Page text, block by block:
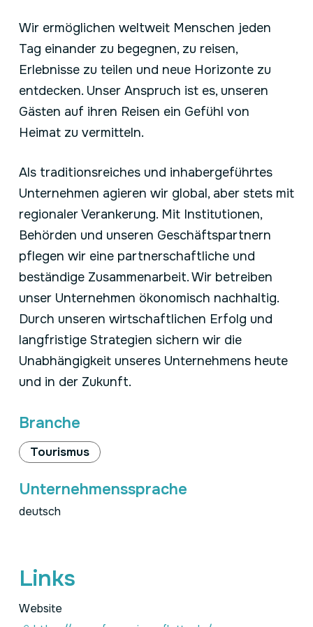
Wir ermöglichen weltweit Menschen jeden
Tag einander zu begegnen, zu reisen,
Erlebnisse zu teilen und neue Horizonte zu
entdecken. Unser Anspruch ist es, unseren
Gästen auf ihren Reisen ein Gefühl von
Heimat zu vermitteln.
Als traditionsreiches und inhabergeführtes
Unternehmen agieren wir global, aber stets mit
regionaler Verankerung. Mit Institutionen,
Behörden und unseren Geschäftspartnern
pflegen wir eine partnerschaftliche und
beständige Zusammenarbeit. Wir betreiben
unser Unternehmen ökonomisch nachhaltig.
Durch unseren wirtschaftlichen Erfolg und
langfristige Strategien sichern wir die
Unabhängigkeit unseres Unternehmens heute
und in der Zukunft.
Branche
Tourismus
Unternehmenssprache
deutsch
Links
Website